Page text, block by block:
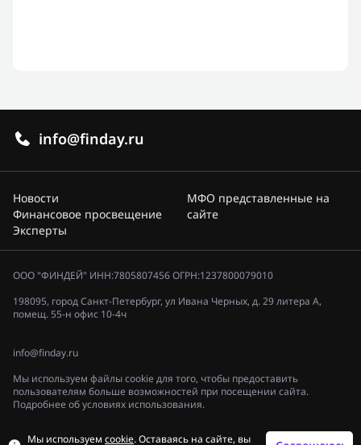
info@finday.ru
Новости
Финансовое просвещение
Эксперты
МФО представленные на
сайте
ООО "ФИНДЕЙ" ИНН:7805807456 ОГРН:1237800079010
198095, город Санкт-Петербург, ул Ивана Черных, д. 29 литера А,
помещ. 55-н офис 10-4ч
info@finday.ru
Мы используем файлы cookie для того, чтобы предоставить
пользователям больше возможностей при посещении сайта.
Подробнее об условиях использования.
Мы используем cookie. Оставаясь на сайте, вы